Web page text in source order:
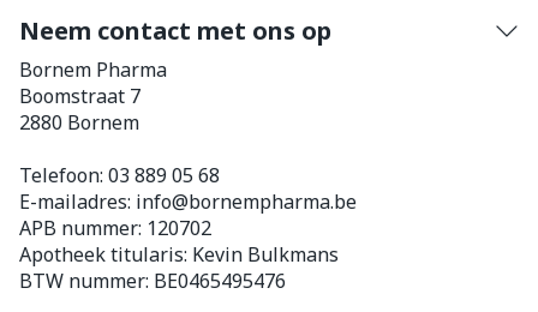
Neem contact met ons op
Bornem Pharma
Boomstraat 7
2880 Bornem
Telefoon: 03 889 05 68
E-mailadres: info@bornempharma.be
APB nummer: 120702
Apotheek titularis: Kevin Bulkmans
BTW nummer: BE0465495476